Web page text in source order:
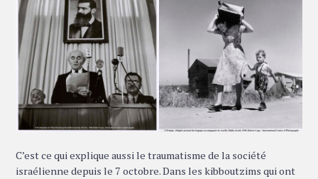
C’est ce qui explique aussi le traumatisme de la société
israélienne depuis le 7 octobre. Dans les kibboutzims qui ont